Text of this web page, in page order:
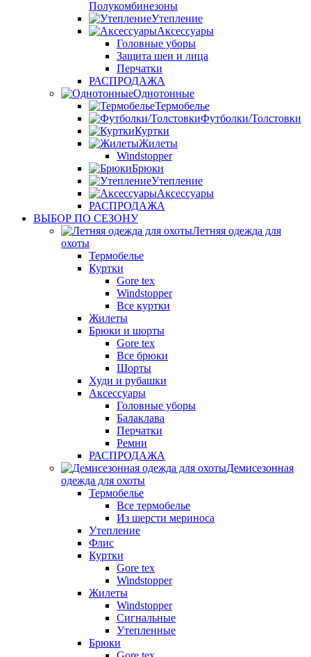
Полукомбинезоны
Утепление
Аксессуары
Головные уборы
Защита шеи и лица
Перчатки
РАСПРОДАЖА
Однотонные
Термобелье
Футболки/Толстовки
Куртки
Жилеты
Windstopper
Брюки
Утепление
Аксессуары
РАСПРОДАЖА
ВЫБОР ПО СЕЗОНУ
Летняя одежда для
охоты
Термобелье
Куртки
Gore tex
Windstopper
Все куртки
Жилеты
Брюки и шорты
Gore tex
Все брюки
Шорты
Худи и рубашки
Аксессуары
Головные уборы
Балаклава
Перчатки
Ремни
РАСПРОДАЖА
Демисезонная
одежда для охоты
Термобелье
Все термобелье
Из шерсти мериноса
Утепление
Флис
Куртки
Gore tex
Windstopper
Жилеты
Windstopper
Сигнальные
Утепленные
Брюки